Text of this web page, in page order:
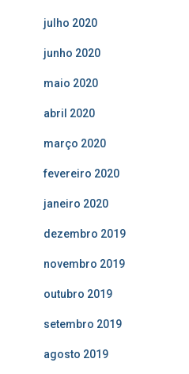
julho 2020
junho 2020
maio 2020
abril 2020
março 2020
fevereiro 2020
janeiro 2020
dezembro 2019
novembro 2019
outubro 2019
setembro 2019
agosto 2019